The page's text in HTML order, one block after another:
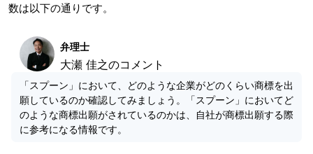
数は以下の通りです。
弁理士
大瀬 佳之のコメント
「スプーン」において、どのような企業がどのくらい商標を出
願しているのか確認してみましょう。「スプーン」においてど
のような商標出願がされているのかは、自社が商標出願する際
に参考になる情報です。